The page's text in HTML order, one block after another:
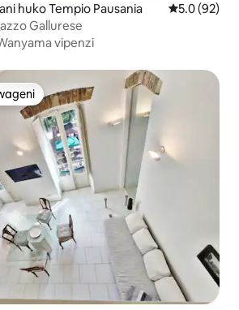
huko Tempio Pausania Ukadiriaji
5.0 (92)
Gallurese
vipenzi
cha wageni